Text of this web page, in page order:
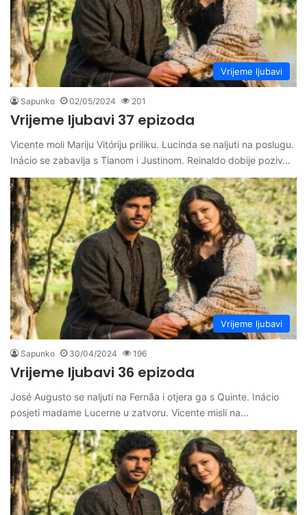
Vrijeme ljubavi
Sapunko 02/05/2024 201
Vrijeme ljubavi 37 epizoda
Vicente moli Mariju Vitóriju priliku. Lucinda se naljuti na poslugu.
Inácio se zabavlja s Tianom i Justinom. Reinaldo dobije poziv…
Vrijeme ljubavi
Sapunko 30/04/2024 196
Vrijeme ljubavi 36 epizoda
José Augusto se naljuti na Fernãa i otjera ga s Quinte. Inácio
posjeti madame Lucerne u zatvoru. Vicente misli na…